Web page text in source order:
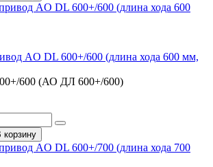
AO DL 600+/600 (длина хода 600 мм,
600 (АО ДЛ 600+/600)
корзину